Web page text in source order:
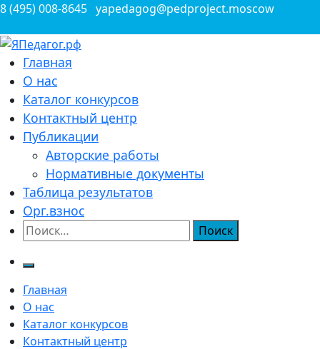
Перейти
содержимому
8 (495) 008-8645 yapedagog@pedproject.moscow
ЯПедагог.рф
Всероссийские конкурсы для педагогов
Главная
О нас
Каталог конкурсов
Контактный центр
Публикации
Авторские работы
Нормативные документы
Таблица результатов
Орг.взнос
Найти:
Главная
О нас
Каталог конкурсов
Контактный центр